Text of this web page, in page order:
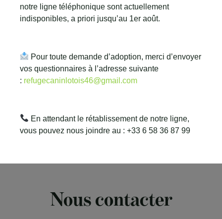
Funky
Nous contacter
notre ligne téléphonique sont actuellement
indisponibles, a priori jusqu’au 1er août.
Pour toute demande d’adoption, merci d’envoyer
vos questionnaires à l’adresse suivante
: refugecaninlotois46@gmail.com
En attendant le rétablissement de notre ligne,
vous pouvez nous joindre au : +33 6 58 36 87 99